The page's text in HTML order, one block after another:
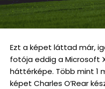
Ezt a képet láttad már,
fotója eddig a Microsoft
háttérképe. Több mint 1
képet Charles O’Rear